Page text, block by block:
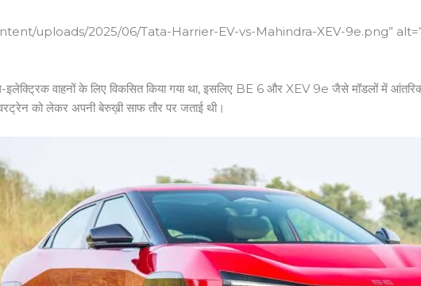
uploads/2025/06/Tata-Harrier-EV-vs-Mahindra-XEV-9e.png”
वाहनों के लिए विकसित किया गया था, इसलिए BE 6 और XEV 9e जैसे मॉडलों में
को लेकर अपनी बेरुख़ी साफ तौर पर जताई थी।